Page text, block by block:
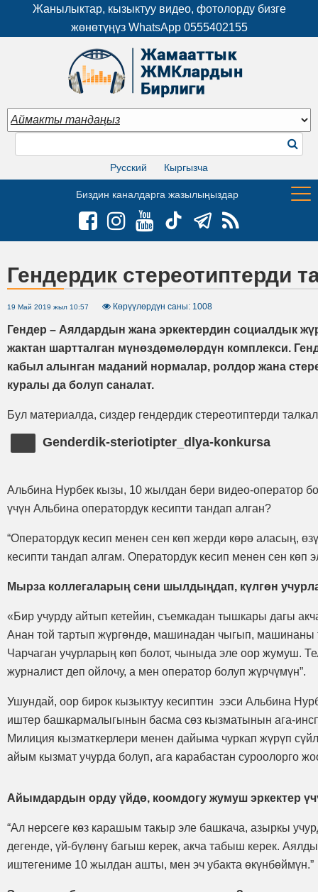
Жанылыктар, кызыктуу видео, фотолорду бизге
жөнөтүңүз WhatsApp 0555402155
Русский Кыргызча
Биздин каналдарга жазылыңыздар
Гендердик стереотиптерди
19 Май 2019 жыл 10:57 Көрүүлөрдүн саны: 1008
Гендер – Аялдардын жана эркектердин социалдык
жактан шартталган мүнөздөмөлөрдүн комплекси.
кабыл алынган маданий нормалар, ролдор жана
куралы да болуп саналат.
Бул материалда, сиздер гендердик стереотиптерди
Genderdik-steriotipter_dlya-konkursa
Альбина Нурбек кызы, 10 жылдан бери видео-оператор
үчүн Альбина оператордук кесипти тандап алган?
“Оператордук кесип менен сен көп жерди көрө аласың,
кесипти тандап алгам. Оператордук кесип менен сен
Мырза коллегаларың сени шылдыңдап, күлгөн
«Бир учурду айтып кетейин, съемкадан тышкары дагы
Анан той тартып жүргөндө, машинадан чыгып, машинаны
Чарчаган учурларың көп болот, чыныда эле оор жумуш.
журналист деп ойлочу, а мен оператор болуп жүрчүмүн”.
Ушундай, оор бирок кызыктуу кесиптин ээси Альбина
иштер башкармалыгынын басма сөз кызматынын ага-
Милиция кызматкерлери менен дайыма чуркап жүрүп
айым кызмат учурда болуп, ага карабастан суроолорго
Айымдардын орду үйдө, коомдогу жумуш эркектер
“Ал нерсеге көз карашым такыр эле башкача, азыркы
дегенде, үй-бүлөнү багыш керек, акча табыш керек.
иштегениме 10 жылдан ашты, мен эч убакта өкүнбөймүн.”